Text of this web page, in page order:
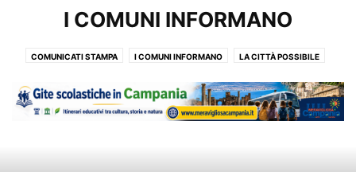
I COMUNI INFORMANO
COMUNICATI STAMPA I COMUNI INFORMANO LA CITTÀ POSSIBILE